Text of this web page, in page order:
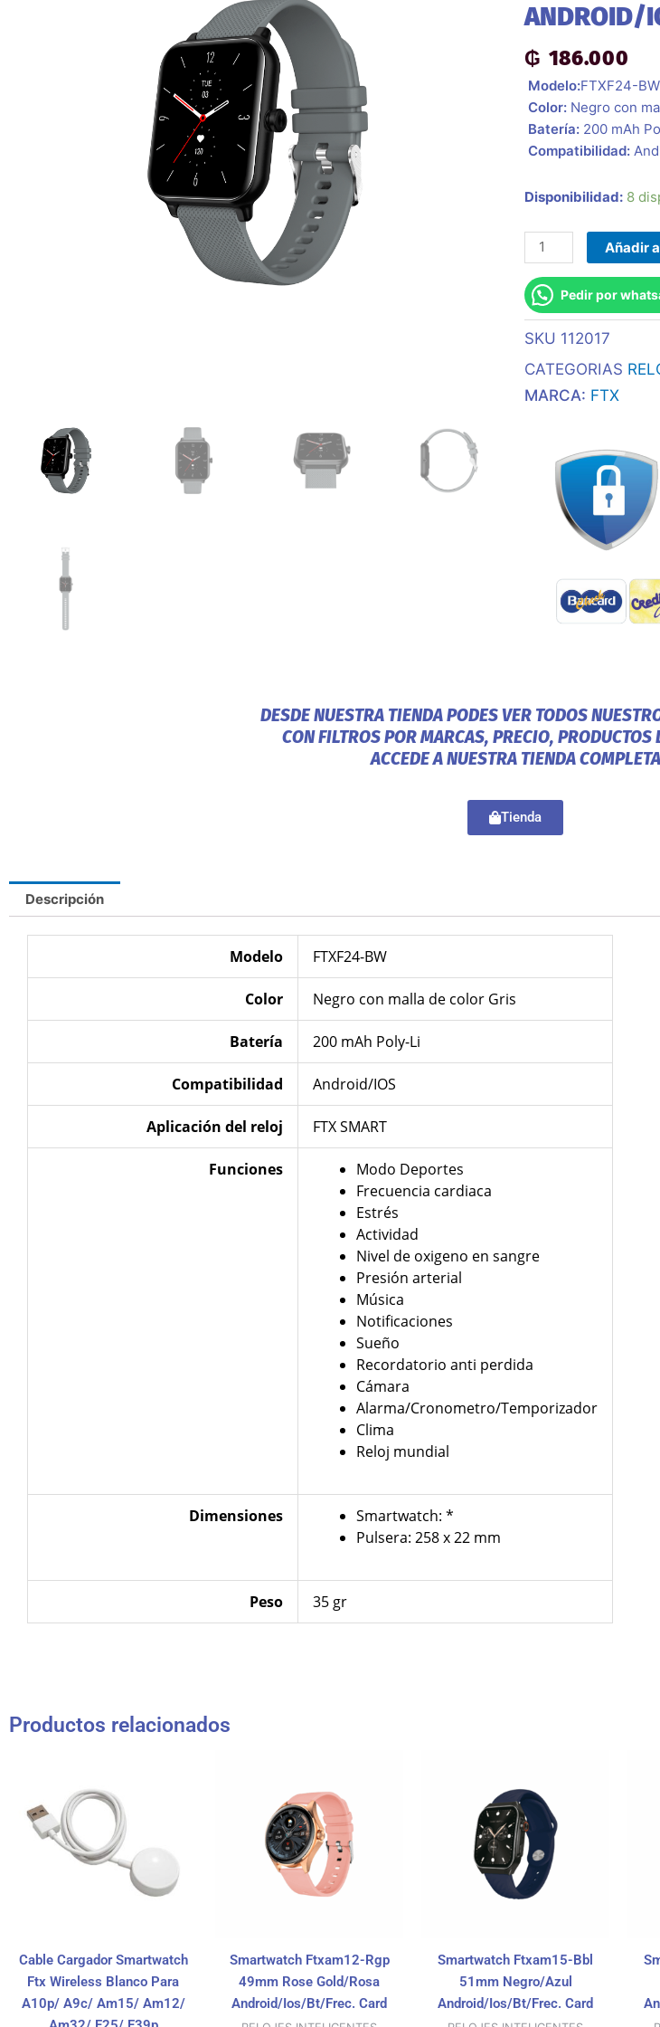
ANDROID/
₲ 186.000
 Modelo:FTXF24-BW
 Color: Negro con
 Batería: 200 mAh
 Compatibilidad:
Disponibilidad: 8
Smartwatch
Bw
50mm
Negro/Gris
20mm
Android/Ios/Bt/Frec.
Card
cantidad
Añadir
Pedir por
SKU 112017
CATEGORIAS
MARCA: FTX
DESDE NUESTRA TIENDA PODES VER TODOS
CON FILTROS POR MARCAS, PRECIO,
ACCEDE A NUESTRA TIENDA COMPLETA
Tienda
Descripción
Modelo FTXF24-BW
Color Negro con malla de color Gris
Batería 200 mAh Poly-Li
Compatibilidad Android/IOS
Aplicación del reloj FTX SMART
Funciones
Modo Deportes
Frecuencia cardiaca
Estrés
Actividad
Nivel de oxigeno en sangre
Presión arterial
Música
Notificaciones
Sueño
Recordatorio anti perdida
Cámara
Alarma/Cronometro/Temporizador
Clima
Reloj mundial
Dimensiones
Smartwatch: *
Pulsera: 258 x 22 mm
Peso 35 gr
Productos relacionados
Cable Cargador Smartwatch
Ftx Wireless Blanco Para
A10p/ A9c/ Am15/ Am12/
Smartwatch Ftxam12-Rgp
49mm Rose Gold/Rosa
Android/Ios/Bt/Frec. Card
Smartwatch Ftxam15-Bbl
51mm Negro/Azul
Android/Ios/Bt/Frec. Card